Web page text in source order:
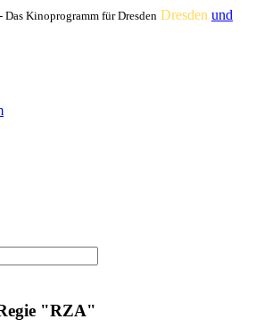
- Das Kinoprogramm für Dresden Dresden und
"RZA"